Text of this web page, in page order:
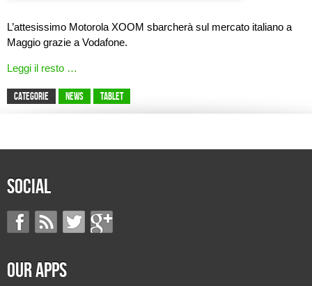
L’attesissimo Motorola XOOM sbarcherà sul mercato italiano a
Maggio grazie a Vodafone.
Leggi il resto …
CATEGORIE News Tablet
Social
Our Apps